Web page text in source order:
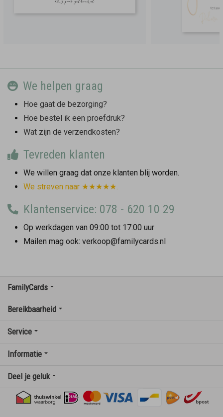
We helpen graag
Hoe gaat de bezorging?
Hoe bestel ik een proefdruk?
Wat zijn de verzendkosten?
Tevreden klanten
We willen graag dat onze klanten blij worden.
We streven naar ★★★★★.
Klantenservice: 078 - 620 10 29
Op werkdagen van 09:00 tot 17:00 uur
Mailen mag ook: verkoop@familycards.nl
FamilyCards
Bereikbaarheid
Service
Informatie
Deel je geluk